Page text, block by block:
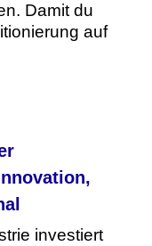
Damit du
auf
investiert